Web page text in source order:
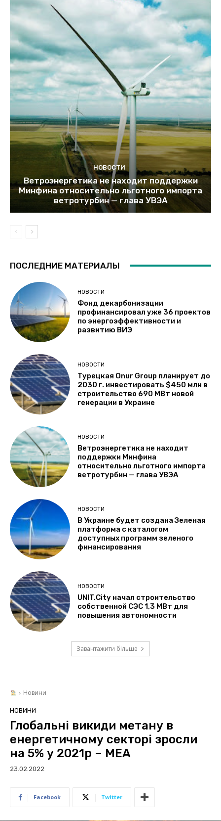
НОВОСТИ
Ветроэнергетика не находит поддержки
Минфина относительно льготного импорта
ветротурбин — глава УВЭА
ПОСЛЕДНИЕ МАТЕРИАЛЫ
НОВОСТИ
Фонд декарбонизации
профинансировал уже 36 проектов
по энергоэффективности и
развитию ВИЭ
НОВОСТИ
Турецкая Onur Group планирует до
2030 г. инвестировать $450 млн в
строительство 690 МВт новой
генерации в Украине
НОВОСТИ
Ветроэнергетика не находит
поддержки Минфина
относительно льготного импорта
ветротурбин — глава УВЭА
НОВОСТИ
В Украине будет создана Зеленая
платформа с каталогом
доступных программ зеленого
финансирования
НОВОСТИ
UNIT.City начал строительство
собственной СЭС 1,3 МВт для
повышения автономности
Завантажити більше